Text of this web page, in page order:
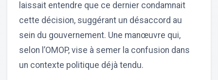
laissait entendre que ce dernier condamnait
cette décision, suggérant un désaccord au
sein du gouvernement. Une manœuvre qui,
selon l’OMOP, vise à semer la confusion dans
un contexte politique déjà tendu.